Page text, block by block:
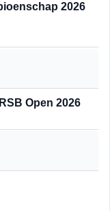
2026
Open 2026